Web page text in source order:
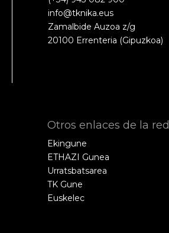
info@tknika.eus
Zamalbide Auzoa z/g
20100 Errenteria (Gipuzkoa)
Otros enlaces de la red
Ekingune
ETHAZI Gunea
Urratsbatsarea
TK Gune
Euskelec